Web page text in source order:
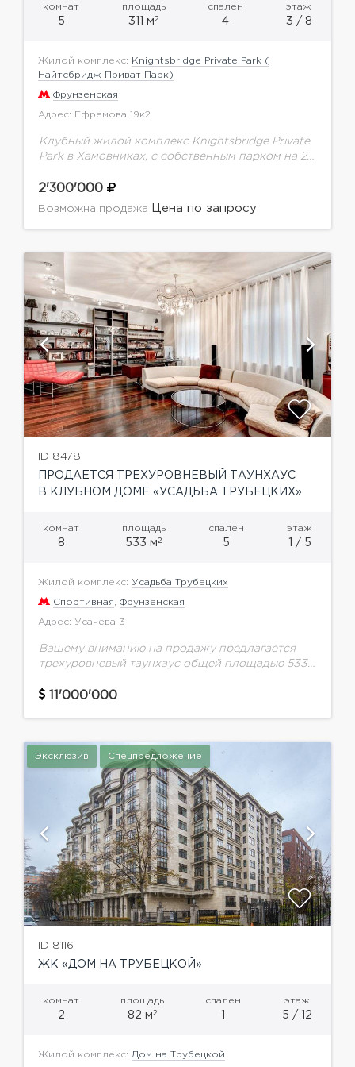
комнат
5
площадь
311 м2
спален
4
этаж
3 / 8
Жилой комплекс:
Knightsbridge Private Park (
Найтсбридж Приват Парк)
Фрунзенская
Адрес: Ефремова 19к2
Клубный жилой комплекс Knightsbridge Private
Park в Хамовниках, с собственным парком на 2
ремонтом. Планировка: кухня-столовая,
гостиная, 4 спальни, 4 санузла, 4...
2'300'000
Возможна продажа Цена по запросу
ID 8478
ПРОДАЕТСЯ ТРЕХУРОВНЕВЫЙ ТАУНХАУС
В КЛУБНОМ ДОМЕ «УСАДЬБА ТРУБЕЦКИХ»
комнат
8
площадь
533 м2
спален
5
этаж
1 / 5
Жилой комплекс: Усадьба Трубецких
Спортивная, Фрунзенская
Адрес: Усачева 3
Вашему вниманию на продажу предлагается
трехуровневый таунхаус общей площадью 533,2
Хамовниках. Функциональная планировка: 3
11'000'000
Эксклюзив Спецпредложение
ID 8116
ЖК «ДОМ НА ТРУБЕЦКОЙ»
комнат
2
площадь
82 м2
спален этаж
5 / 12
Жилой комплекс: Дом на Трубецкой